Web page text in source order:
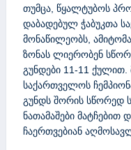
თუმცა, წყალტუბოს
დაბადებულ ჭაბუკთა
მონაწილეობს,
ზონას ლიერობენ
გუნდები 11-11 ქულით.
საქართველოს
გუნდს შორის სწორედ
ნათამაშები მატჩებით
ჩაერთვებიან